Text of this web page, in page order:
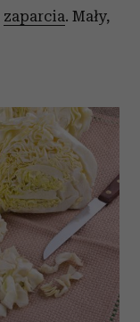
zaparcia. Mały,